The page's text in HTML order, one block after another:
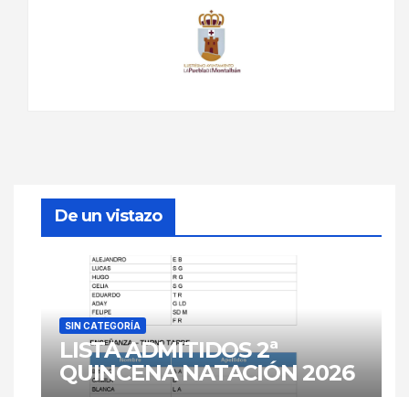
De un vistazo
SIN CATEGORÍA
LISTA ADMITIDOS 2ª
QUINCENA NATACIÓN 2026